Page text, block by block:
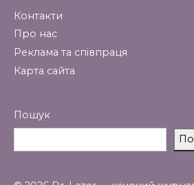
Контакти
Про нас
Реклама та співпраця
Карта сайта
Пошук